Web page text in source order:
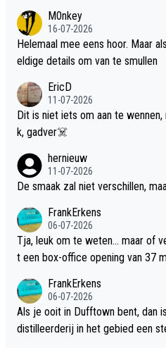
M0nkey
16-07-2026
Helemaal mee eens hoor. Maar
eldige details om van te smullen
EricD
11-07-2026
Dit is niet iets om aan te
k, gadver☠️
hernieuw
11-07-2026
De smaak zal niet verschillen,
FrankErkens
06-07-2026
Tja, leuk om te weten... maar of
t een box-office opening van 37
FrankErkens
06-07-2026
Als je ooit in Dufftown bent, dan
distilleerderij in het gebied een sterk plan. Of beter